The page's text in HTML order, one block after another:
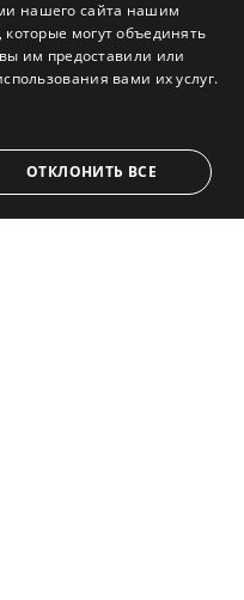
нашего сайта нашим
могут объединять
им предоставили или
вами их услуг.
ОТКЛОНИТЬ ВСЕ